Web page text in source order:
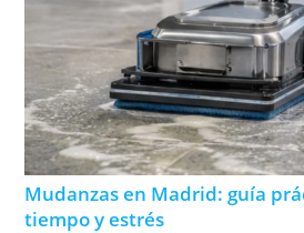
Mudanzas en Madrid: guía
tiempo y estrés